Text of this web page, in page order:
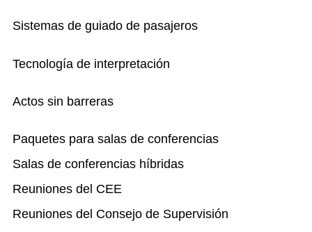
Sistemas de guiado de pasajeros
Tecnología de interpretación
Actos sin barreras
Paquetes para salas de conferencias
Salas de conferencias híbridas
Reuniones del CEE
Reuniones del Consejo de Supervisión